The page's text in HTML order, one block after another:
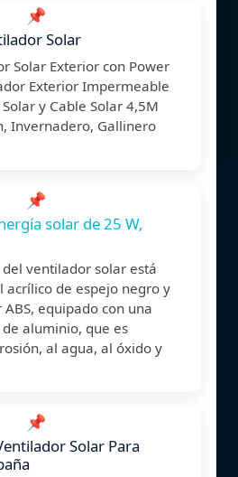
📌
Solar
Solar Exterior con Power
Exterior Impermeable
y Cable Solar 4,5M
Invernadero, Gallinero
📌
solar de 25 W,
ventilador solar está
acrílico de espejo negro y
equipado con una
aluminio, que es
al agua, al óxido y
📌
Solar Para